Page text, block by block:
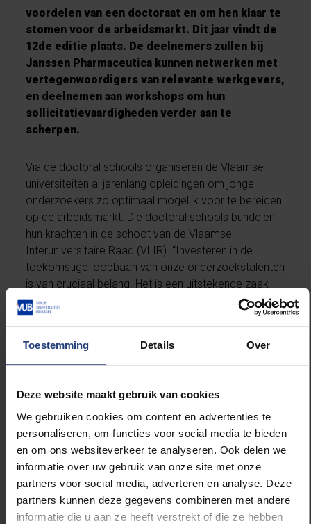
Toestemming Details Over
Deze website maakt gebruik van cookies
We gebruiken cookies om content en advertenties te
personaliseren, om functies voor social media te bieden
en om ons websiteverkeer te analyseren. Ook delen we
informatie over uw gebruik van onze site met onze
partners voor social media, adverteren en analyse. Deze
partners kunnen deze gegevens combineren met andere
informatie die u aan ze heeft verstrekt of die ze hebben
voordelen van een doctoraat en om hen klaar te
stomen voor de arbeidsmarkt. Dit jaar vindt de
12de editie plaats. De deelnemers zullen bij
Janssen Pharmaceutica kunnen netwerken met
vertegenwoordigers van relevante werkgevers,
en deelnemen aan workshops om hun
sollicitatievaardigheden verder aan te
scherpen.
Via de doctoral schools organiseren de Vlaamse
universiteiten al jarenlang opleidingen om jonge
onderzoekers zo optimaal mogelijk voor te bereiden
op de arbeidsmarkt. Die doctoral schools bundelen
hun krachten in de schoot van de Vlaamse
Interuniversitaire Raad (VLIR). “Investeren in de
toekomstige loopbaan van onze onderzoekstalenten
is van cruciaal belang. Het is een uitstekende zaak
dat de Vlaamse Regering dit actief ondersteunt door
de financiering van het programma Omkadering
september de nieuwe VLIR-voorzitter.
“From PhD to Job Market is uitgegroeid tot een van
de visitekaartjes van de doctoral schools. De
conferentie biedt een venster op de brede waaier
aan loopbaanmogelijkheden, ook buiten het
academisch milieu”, zegt Koen Verlaeckt, secretaris-
generaal van VLIR. “De Vlaamse Interuniversitaire
Raad wil in de toekomst nog meer aandacht
besteden aan de specifieke uitdagingen voor
onderzoekstalent op de brug tussen bedrijfsleven en